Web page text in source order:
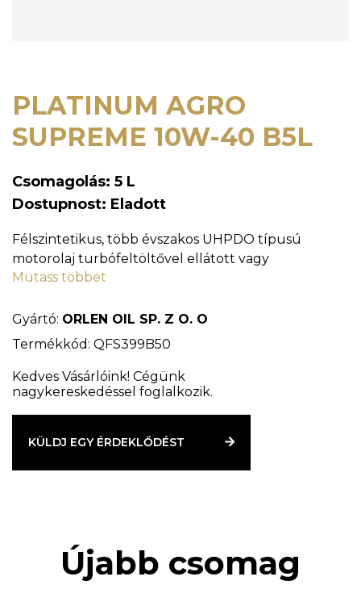
PLATINUM AGRO
SUPREME 10W-40 B5L
Csomagolás: 5 L
Dostupnost: Eladott
Mutass többet
Félszintetikus, több évszakos UHPDO típusú
motorolaj turbófeltöltővel ellátott vagy
turbófeltöltő nélküli dízelmotorokhoz.
traktorokhoz és mezőgazdasági gépekhez ajánlott.
Garantálja: - meghosszabbított leeresztési időközök,
- maximális motorteljesítmény szélsőséges
körülmények között, - jobb üzemanyag-fogyasztás,
- koromképződés megelőzése.
Gyártó: ORLEN OIL SP. Z O. O
Termékkód: QFS399B50
Kedves Vásárlóink! Cégünk
nagykereskedéssel foglalkozik.
KÜLDJ EGY ÉRDEKLŐDÉST
Újabb csomag